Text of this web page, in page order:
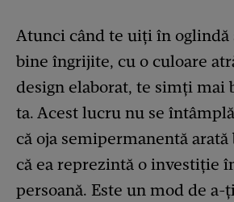
Atunci când te uiți în oglindă
bine îngrijite, cu o culoare
design elaborat, te simți mai
ta. Acest lucru nu se
că oja semipermanentă
că ea reprezintă o investiție
persoană. Este un mod de a-